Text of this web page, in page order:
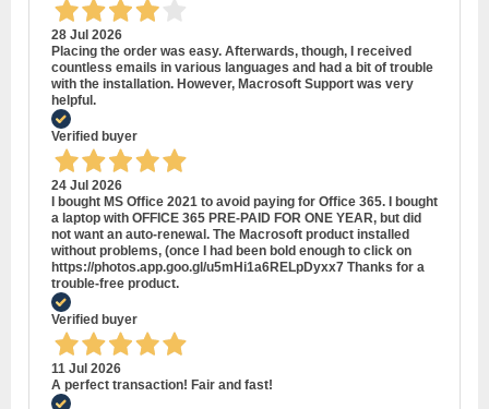
28 Jul 2026
Placing the order was easy. Afterwards, though, I received
countless emails in various languages and had a bit of trouble
with the installation. However, Macrosoft Support was very
helpful.
Verified buyer
24 Jul 2026
I bought MS Office 2021 to avoid paying for Office 365. I bought
a laptop with OFFICE 365 PRE-PAID FOR ONE YEAR, but did
not want an auto-renewal. The Macrosoft product installed
without problems, (once I had been bold enough to click on
https://photos.app.goo.gl/u5mHi1a6RELpDyxx7 Thanks for a
trouble-free product.
Verified buyer
11 Jul 2026
A perfect transaction! Fair and fast!